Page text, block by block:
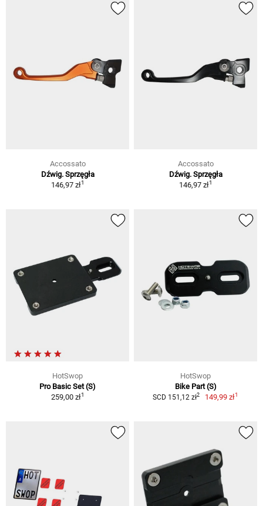
Accossato
Dźwig. Sprzęgła
146,97 zł1
Accossato
Dźwig. Sprzęgła
146,97 zł1
HotSwop
Pro Basic Set (S)
259,00 zł1
HotSwop
Bike Part (S)
SCD 151,12 zł2 149,99 zł1